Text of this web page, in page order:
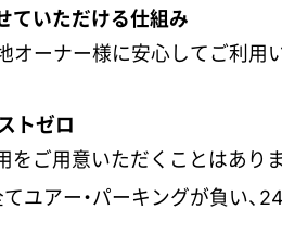
ていただける仕組み
オーナー様に安心してご利用
トゼロ
ご用意いただくことはあり
ユアー・パーキングが負い、